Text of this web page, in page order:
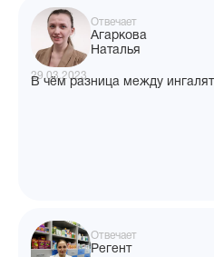
Отвечает
Агаркова
Наталья
29.03.2023
В чём разница между
Отвечает
Регент